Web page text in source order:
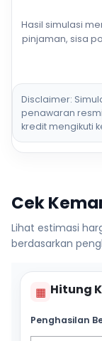
Hasil simulasi
pinjaman, sisa
Disclaimer:
penawaran
kredit mengikuti
Cek
Lihat estimasi
berdasarkan
▦ Hitung
Penghasilan